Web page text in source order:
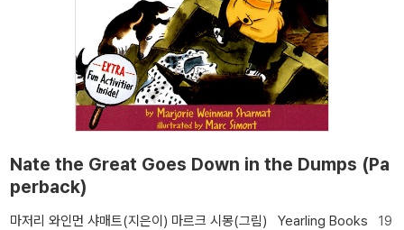
Nate the Great Goes Down in the Dumps (Pa
perback)
마저리 와인먼 샤매트(지은이) 마르크 시몽(그림) Yearling Books 19